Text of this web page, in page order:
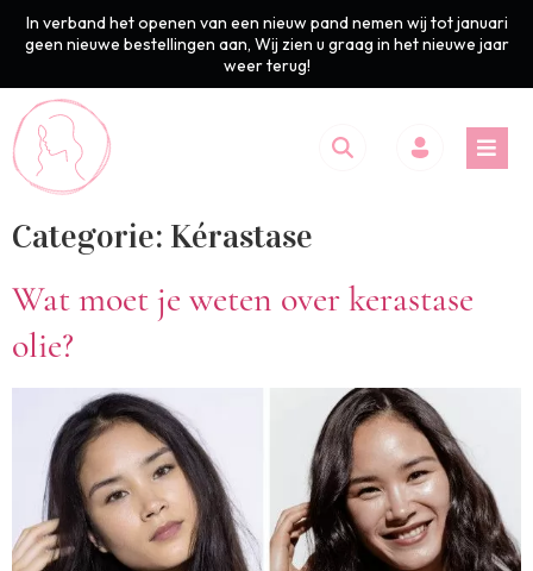
In verband het openen van een nieuw pand nemen wij tot januari
geen nieuwe bestellingen aan, Wij zien u graag in het nieuwe jaar
weer terug!
Categorie: Kérastase
Wat moet je weten over kerastase
olie?